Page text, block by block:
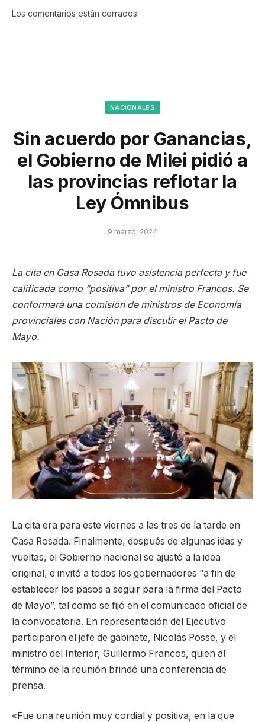
Los comentarios están cerrados
NACIONALES
Sin acuerdo por Ganancias,
el Gobierno de Milei pidió a
las provincias reflotar la
Ley Ómnibus
9 marzo, 2024
La cita en Casa Rosada tuvo asistencia perfecta y fue
calificada como “positiva” por el ministro Francos. Se
conformará una comisión de ministros de Economía
provinciales con Nación para discutir el Pacto de
Mayo.
La cita era para este viernes a las tres de la tarde en
Casa Rosada. Finalmente, después de algunas idas y
vueltas, el Gobierno nacional se ajustó a la idea
original, e invitó a todos los gobernadores “a fin de
establecer los pasos a seguir para la firma del Pacto
de Mayo”, tal como se fijó en el comunicado oficial de
la convocatoria. En representación del Ejecutivo
participaron el jefe de gabinete, Nicolás Posse, y el
ministro del Interior, Guillermo Francos, quien al
término de la reunión brindó una conferencia de
prensa.
«Fue una reunión muy cordial y positiva, en la que